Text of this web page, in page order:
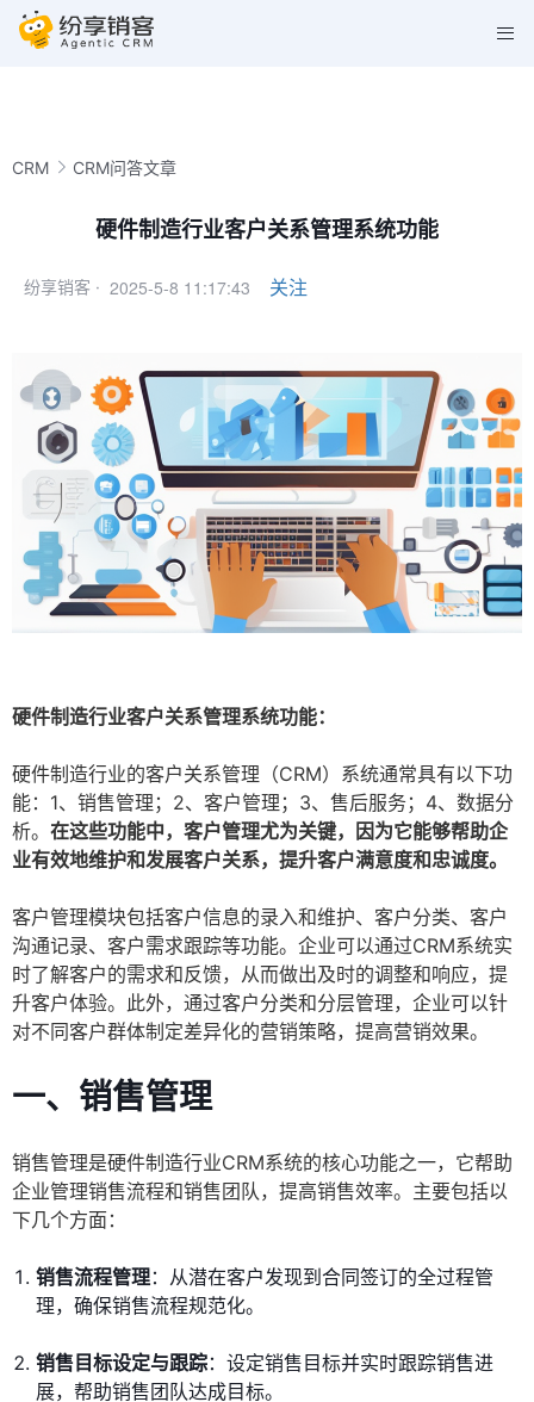
CRM CRM问答文章
硬件制造行业客户关系管理系统功能
纷享销客 · 2025-5-8 11:17:43 关注
硬件制造行业客户关系管理系统功能：
硬件制造行业的客户关系管理（CRM）系统通常具有以下功
能：1、销售管理；2、客户管理；3、售后服务；4、数据分
析。 在这些功能中，客户管理尤为关键，因为它能够帮助企
业有效地维护和发展客户关系，提升客户满意度和忠诚度。
客户管理模块包括客户信息的录入和维护、客户分类、客户
沟通记录、客户需求跟踪等功能。企业可以通过CRM系统实
时了解客户的需求和反馈，从而做出及时的调整和响应，提
升客户体验。此外，通过客户分类和分层管理，企业可以针
对不同客户群体制定差异化的营销策略，提高营销效果。
一、销售管理
销售管理是硬件制造行业CRM系统的核心功能之一，它帮助
企业管理销售流程和销售团队，提高销售效率。主要包括以
下几个方面：
销售流程管理：从潜在客户发现到合同签订的全过程管
理，确保销售流程规范化。
销售目标设定与跟踪：设定销售目标并实时跟踪销售进
展，帮助销售团队达成目标。